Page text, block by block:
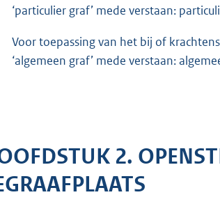
‘particulier graf’ mede verstaan:
Voor toepassing van het bij of
‘algemeen graf’ mede verstaan:
2.